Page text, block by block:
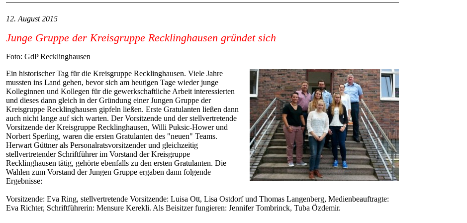
12. August 2015
Junge Gruppe der Kreisgruppe Recklinghausen gründet sich
Foto: GdP Recklinghausen
Ein historischer Tag für die Kreisgruppe Recklinghausen. Viele Jahre
mussten ins Land gehen, bevor sich am heutigen Tage wieder junge
Kolleginnen und Kollegen für die gewerkschaftliche Arbeit interessierten
und dieses dann gleich in der Gründung einer Jungen Gruppe der
Kreisgruppe Recklinghausen gipfeln ließen. Erste Gratulanten ließen dann
auch nicht lange auf sich warten. Der Vorsitzende und der stellvertretende
Vorsitzende der Kreisgruppe Recklinghausen, Willi Puksic-Hower und
Norbert Sperling, waren die ersten Gratulanten des "neuen" Teams.
Herwart Güttner als Personalratsvorsitzender und gleichzeitig
stellvertretender Schriftführer im Vorstand der Kreisgruppe
Recklinghausen tätig, gehörte ebenfalls zu den ersten Gratulanten. Die
Wahlen zum Vorstand der Jungen Gruppe ergaben dann folgende
Ergebnisse:
Vorsitzende: Eva Ring, stellvertretende Vorsitzende: Luisa Ott, Lisa Ostdorf und Thomas Langenberg, Medienbeauftragte:
Eva Richter, Schriftführerin: Mensure Kerekli. Als Beisitzer fungieren: Jennifer Tombrinck, Tuba Özdemir.